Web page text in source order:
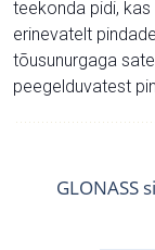
teekonda pidi,
erinevatelt
tõusunurgaga
peegelduvatest
GLONASS